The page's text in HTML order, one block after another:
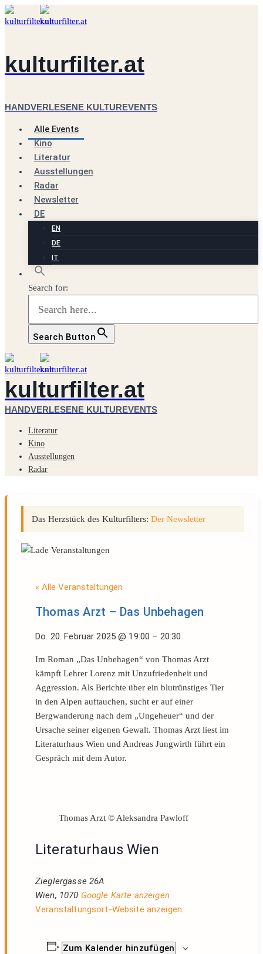
Zum
Inhalt
kulturfilter.at
HANDVERLESENE KULTUREVENTS
Alle Events
Kino
Literatur
Ausstellungen
Radar
Newsletter
DE
EN
DE
IT
Search for:
Search Button
kulturfilter.at
HANDVERLESENE KULTUREVENTS
Literatur
Kino
Ausstellungen
Radar
Das Herzstück des Kulturfilters: Der Newsletter
« Alle Veranstaltungen
Thomas Arzt – Das Unbehagen
Do. 20. Februar 2025@ 19:00 – 20:30
Im Roman „Das Unbehagen“ von Thomas Arzt
kämpft Lehrer Lorenz mit Unzufriedenheit und
Aggression. Als Berichte über ein blutrünstiges Tier
in den Alpen auftauchen, sucht er auf einer
Bergwanderung nach dem „Ungeheuer“ und der
Ursache seiner eigenen Gewalt. Thomas Arzt liest im
Literaturhaus Wien und Andreas Jungwirth führt ein
Gespräch mit dem Autor.
Thomas Arzt © Aleksandra Pawloff
Literaturhaus Wien
Zieglergasse 26A
Wien, 1070 Google Karte anzeigen
Veranstaltungsort-Website anzeigen
Zum Kalender hinzufügen